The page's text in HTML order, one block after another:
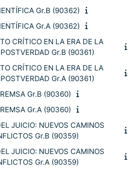
Gr.B (90362)
Gr.A (90362)
CRÍTICO EN LA ERA DE LA
Gr.B (90361)
CRÍTICO EN LA ERA DE LA
Gr.A (90361)
Gr.B (90360)
Gr.A (90360)
JUICIO: NUEVOS CAMINOS
Gr.B (90359)
JUICIO: NUEVOS CAMINOS
Gr.A (90359)